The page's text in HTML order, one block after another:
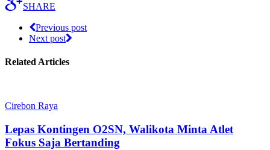
SHARE
Previous post
Next post
Related Articles
Cirebon Raya
Lepas Kontingen O2SN, Walikota Minta Atlet
Fokus Saja Bertanding